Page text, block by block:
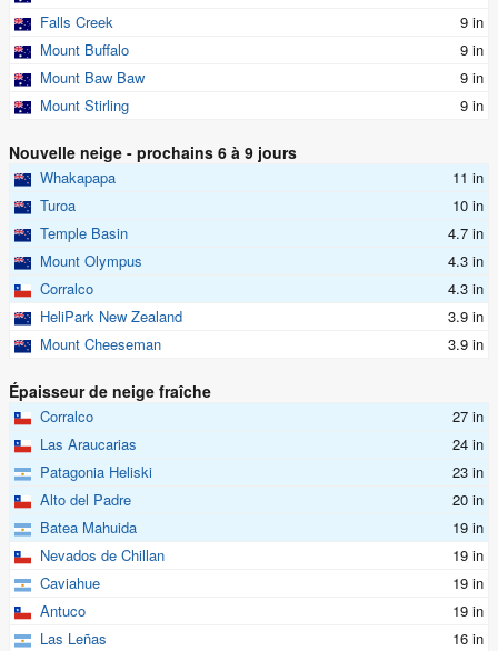
Falls Creek
9 in
Mount Buffalo
9 in
Mount Baw Baw
9 in
Mount Stirling
9 in
Nouvelle neige - prochains 6 à 9 jours
Whakapapa
11 in
Turoa
10 in
Temple Basin
4.7 in
Mount Olympus
4.3 in
Corralco
4.3 in
HeliPark New Zealand
3.9 in
Mount Cheeseman
3.9 in
Épaisseur de neige fraîche
Corralco
27 in
Las Araucarias
24 in
Patagonia Heliski
23 in
Alto del Padre
20 in
Batea Mahuida
19 in
Nevados de Chillan
19 in
Caviahue
19 in
Antuco
19 in
Las Leñas
16 in